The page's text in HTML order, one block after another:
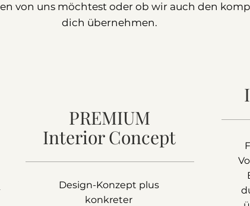
von uns möchtest oder ob wir auch den
dich übernehmen.
PREMIUM
Interior Concept
Design-Konzept plus
konkreter